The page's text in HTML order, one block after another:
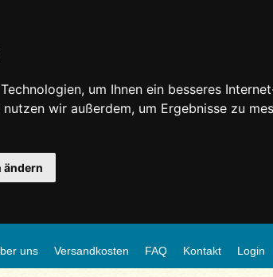
um Ihnen ein besseres
wir außerdem, um Ergebnisse zu
ändern
uns Versandkosten FAQ Kontakt Login